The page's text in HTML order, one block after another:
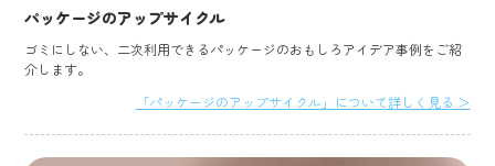
パッケージのアップサイクル
ゴミにしない、二次利用できるパッケージのおもしろアイデア事例をご紹
介します。
「パッケージのアップサイクル」について詳しく見る ＞